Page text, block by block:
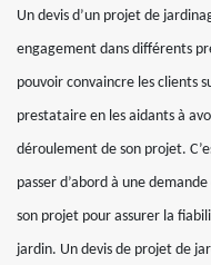
Un devis d’un projet de
engagement dans différents
pouvoir convaincre les clients
prestataire en les aidants à
déroulement de son projet.
passer d’abord à une
son projet pour assurer la
jardin. Un devis de projet de